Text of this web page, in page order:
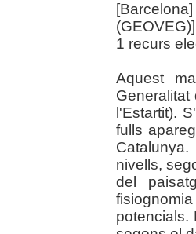
1 recurs
Aquest
l'Estartit).
fulls
nivells,
del
potencials.